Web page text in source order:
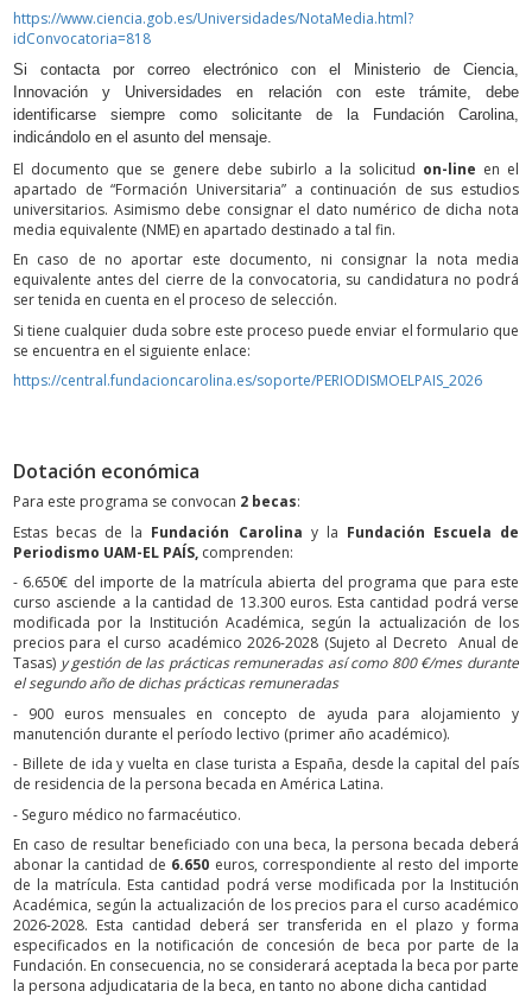
https://www.ciencia.gob.es/Universidades/NotaMedia.html?
idConvocatoria=818
Si contacta por correo electrónico con el Ministerio de Ciencia,
Innovación y Universidades en relación con este trámite, debe
identificarse siempre como solicitante de la Fundación Carolina,
indicándolo en el asunto del mensaje.
El documento que se genere debe subirlo a la solicitud on-line en el
apartado de “Formación Universitaria” a continuación de sus estudios
universitarios. Asimismo debe consignar el dato numérico de dicha nota
media equivalente (NME) en apartado destinado a tal fin.
En caso de no aportar este documento, ni consignar la nota media
equivalente antes del cierre de la convocatoria, su candidatura no podrá
ser tenida en cuenta en el proceso de selección.
Si tiene cualquier duda sobre este proceso puede enviar el formulario que
se encuentra en el siguiente enlace:
https://central.fundacioncarolina.es/soporte/PERIODISMOELPAIS_2026
Dotación económica
Para este programa se convocan 2 becas:
Estas becas de la Fundación Carolina y la Fundación Escuela de
Periodismo UAM-EL PAÍS, comprenden:
- 6.650€ del importe de la matrícula abierta del programa que para este
curso asciende a la cantidad de 13.300 euros. Esta cantidad podrá verse
modificada por la Institución Académica, según la actualización de los
precios para el curso académico 2026-2028 (Sujeto al Decreto Anual de
Tasas) y gestión de las prácticas remuneradas así como 800 €/mes durante
el segundo año de dichas prácticas remuneradas
- 900 euros mensuales en concepto de ayuda para alojamiento y
manutención durante el período lectivo (primer año académico).
- Billete de ida y vuelta en clase turista a España, desde la capital del país
de residencia de la persona becada en América Latina.
- Seguro médico no farmacéutico.
En caso de resultar beneficiado con una beca, la persona becada deberá
abonar la cantidad de 6.650 euros, correspondiente al resto del importe
de la matrícula. Esta cantidad podrá verse modificada por la Institución
Académica, según la actualización de los precios para el curso académico
2026-2028. Esta cantidad deberá ser transferida en el plazo y forma
especificados en la notificación de concesión de beca por parte de la
Fundación. En consecuencia, no se considerará aceptada la beca por parte
la persona adjudicataria de la beca, en tanto no abone dicha cantidad